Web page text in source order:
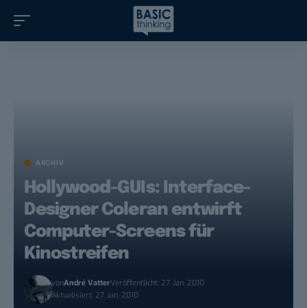
ARCHIV
Hollywood-GUIs: Interface-
Designer Coleran entwirft
Computer-Screens für
Kinostreifen
vonAndré VatterVeröffentlicht: 27. Jan. 2010
Aktualisiert: 27. Jan. 2010